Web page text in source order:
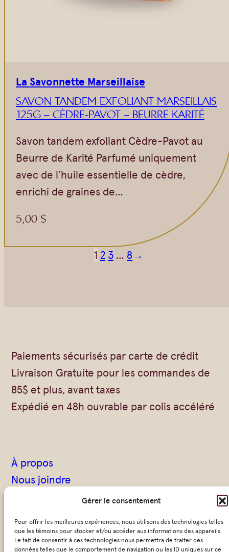
Gérer le consentement
Pour offrir les meilleures expériences, nous utilisons des technologies telles
que les témoins pour stocker et/ou accéder aux informations des appareils.
Le fait de consentir à ces technologies nous permettra de traiter des
données telles que le comportement de navigation ou les ID uniques sur ce
La Savonnette Marseillaise
SAVON TANDEM EXFOLIANT MARSEILLAIS
125G – CÈDRE-PAVOT – BEURRE KARITÉ
Savon tandem exfoliant Cèdre-Pavot au
Beurre de Karité Parfumé uniquement
avec de l’huile essentielle de cèdre,
enrichi de graines de…
5,00 $
1 2 3 … 8→
Paiements sécurisés par carte de crédit
Livraison Gratuite pour les commandes de
85$ et plus, avant taxes
Expédié en 48h ouvrable par colis accéléré
À propos
Nous joindre
Questions fréquentes